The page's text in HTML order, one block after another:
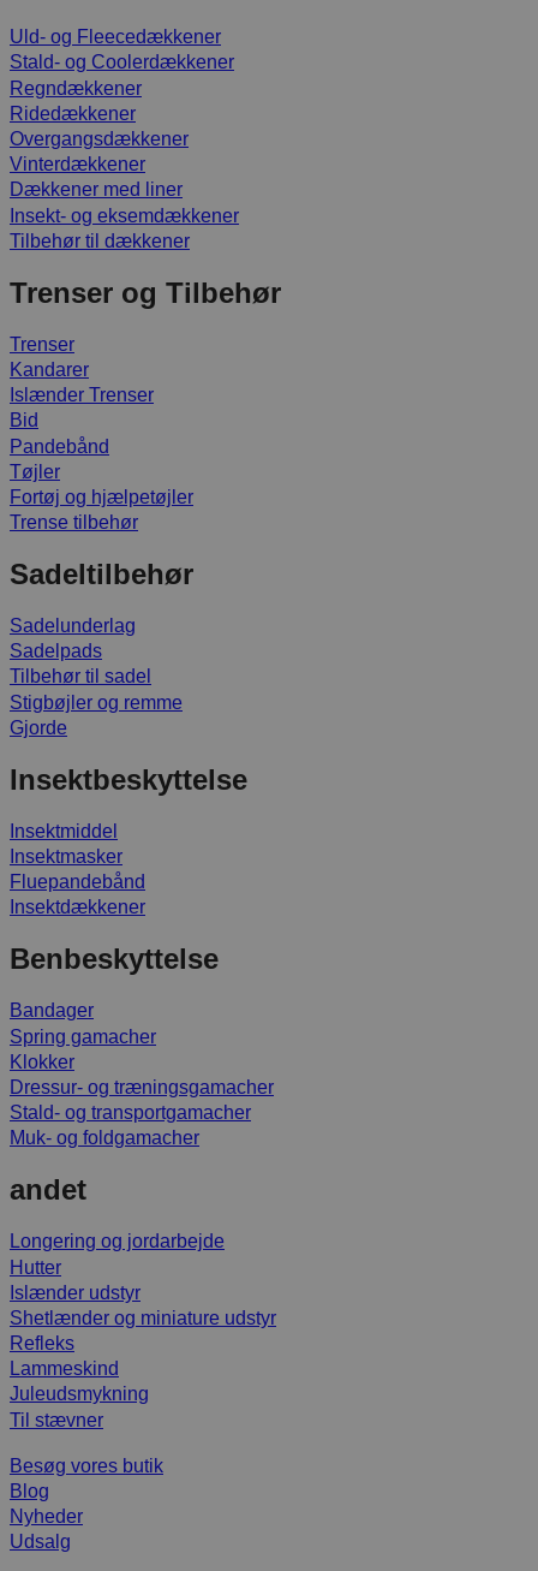
Uld- og Fleecedækkener
Stald- og Coolerdækkener
Regndækkener
Ridedækkener
Overgangsdækkener
Vinterdækkener
Dækkener med liner
Insekt- og eksemdækkener
Tilbehør til dækkener
Trenser og Tilbehør
Trenser
Kandarer
Islænder Trenser
Bid
Pandebånd
Tøjler
Fortøj og hjælpetøjler
Trense tilbehør
Sadeltilbehør
Sadelunderlag
Sadelpads
Tilbehør til sadel
Stigbøjler og remme
Gjorde
Insektbeskyttelse
Insektmiddel
Insektmasker
Fluepandebånd
Insektdækkener
Benbeskyttelse
Bandager
Spring gamacher
Klokker
Dressur- og træningsgamacher
Stald- og transportgamacher
Muk- og foldgamacher
andet
Longering og jordarbejde
Hutter
Islænder udstyr
Shetlænder og miniature udstyr
Refleks
Lammeskind
Juleudsmykning
Til stævner
Besøg vores butik
Blog
Nyheder
Udsalg